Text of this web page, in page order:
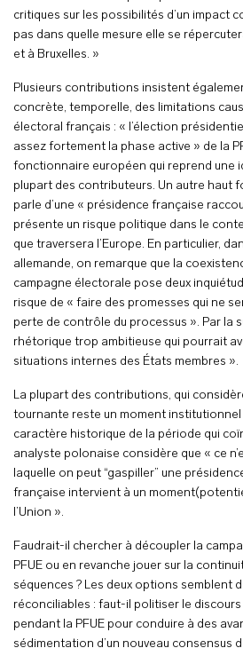
critiques sur les possibilités d’un impact
pas dans quelle mesure elle se
et à Bruxelles. »
Plusieurs contributions insistent
concrète, temporelle, des limitations
électoral français : « l’élection
assez fortement la phase active » de la
fonctionnaire européen qui reprend une
plupart des contributeurs. Un autre haut
parle d’une « présidence française
présente un risque politique dans le
que traversera l’Europe. En particulier,
allemande, on remarque que la
campagne électorale pose deux
risque de « faire des promesses qui ne
perte de contrôle du processus ». Par la
rhétorique trop ambitieuse qui pourrait
situations internes des États membres ».
La plupart des contributions, qui
tournante reste un moment
caractère historique de la période qui
analyste polonaise considère que « ce
laquelle on peut “gaspiller” une
française intervient à un
l’Union ».
Faudrait-il chercher à découpler la
PFUE ou en revanche jouer sur la
séquences ? Les deux options semblent
réconciliables : faut-il politiser le
pendant la PFUE pour conduire à des
sédimentation d’un nouveau consensus